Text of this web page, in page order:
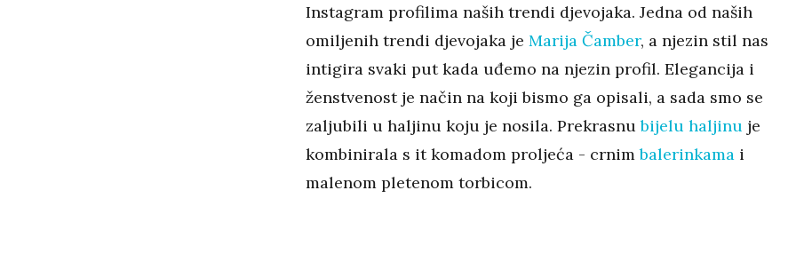
Instagram profilima naših trendi djevojaka. Jedna od naših
omiljenih trendi djevojaka je Marija Čamber, a njezin stil nas
intigira svaki put kada uđemo na njezin profil. Elegancija i
ženstvenost je način na koji bismo ga opisali, a sada smo se
zaljubili u haljinu koju je nosila. Prekrasnubijelu haljinu je
kombinirala s it komadom proljeća - crnimbalerinkamai
malenom pletenom torbicom.